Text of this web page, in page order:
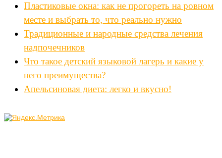
Пластиковые окна: как не прогореть на ровном
месте и выбрать то, что реально нужно
Традиционные и народные средства лечения
надпочечников
Что такое детский языковой лагерь и какие у
него преимущества?
Апельсиновая диета: легко и вкусно!